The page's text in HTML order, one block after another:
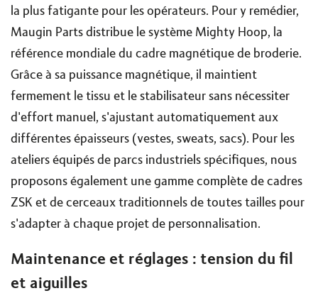
la plus fatigante pour les opérateurs. Pour y remédier,
Maugin Parts distribue le système Mighty Hoop, la
référence mondiale du cadre magnétique de broderie.
Grâce à sa puissance magnétique, il maintient
fermement le tissu et le stabilisateur sans nécessiter
d'effort manuel, s'ajustant automatiquement aux
différentes épaisseurs (vestes, sweats, sacs). Pour les
ateliers équipés de parcs industriels spécifiques, nous
proposons également une gamme complète de cadres
ZSK et de cerceaux traditionnels de toutes tailles pour
s'adapter à chaque projet de personnalisation.
Maintenance et réglages : tension du fil
et aiguilles